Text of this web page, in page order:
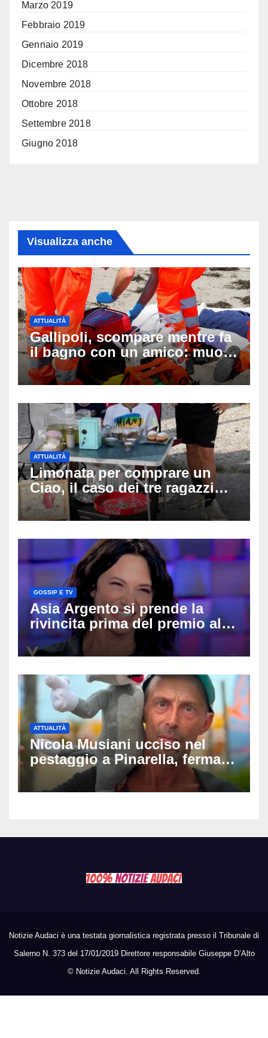
Marzo 2019
Febbraio 2019
Gennaio 2019
Dicembre 2018
Novembre 2018
Ottobre 2018
Settembre 2018
Giugno 2018
Visualizza anche
ATTUALITÀ
Gallipoli, scompare mentre fa
il bagno con un amico: muore
a 19 anni dopo 45 minuti di
disperati tentativi di
ATTUALITÀ
Limonata per comprare un
Ciao, il caso dei tre ragazzi
divide l’Italia: Fedriga li invita
in Regione, Vannacci li
GOSSIP E TV
Asia Argento si prende la
rivincita prima del premio alla
carriera: «Mi chiamano
raccomandata e cagna»
ATTUALITÀ
Nicola Musiani ucciso nel
pestaggio a Pinarella, fermati
quattro giovani: la svolta
dopo video, intercettazioni e
Notizie Audaci è una testata giornalistica registrata presso il Tribunale di
Salerno N. 373 del 17/01/2019 Direttore responsabile Giuseppe D’Alto
© Notizie Audaci. All Rights Reserved.